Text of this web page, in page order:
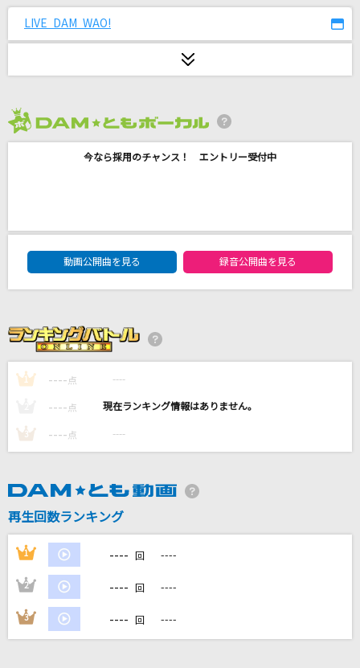
不規則性エントロピー
海の幽霊(ビデオクリップバージョン)
米津玄師
メリミー!!
Masked bitcH
ギガP feat.GUMI
新橋二丁目七番地
あさみ ちゆき
SEKAI NO OWARI(世界の終わり)
カラオケ最新情報をチェック！
LIVE DAM WAO!
今なら採用のチャンス！ エントリー受付中
DAM★ともボーカルエントリーランキング
動画公開曲を見る
録音公開曲を見る
1 ---- 点 ----
---- 点 ----
3 ---- 点 ----
再生回数ランキング
1 ---- 回 ----
2 ---- 回 ----
3 ---- 回 ----